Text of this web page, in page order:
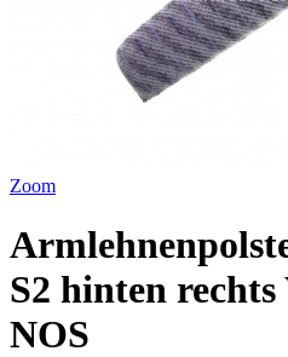
Zoom
S2 hinten
NOS